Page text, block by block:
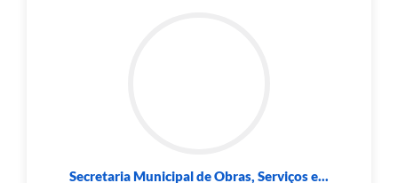
Secretaria Municipal de Obras, Serviços e...